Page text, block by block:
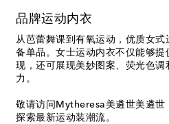
品牌运动内衣
从芭蕾舞课到有氧运动，优质女
备单品。女士运动内衣不仅能够
现，还可展现美妙图案、荧光色
力。
敬请访问Mytheresa美遴世美遴世
探索最新运动装潮流。